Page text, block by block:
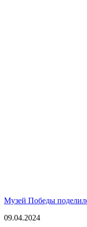
Музей Победы
09.04.2024